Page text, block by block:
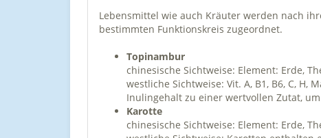
Lebensmittel wie auch Kräuter werden nach
bestimmten Funktionskreis zugeordnet.
Topinambur
chinesische Sichtweise: Element: Erde,
westliche Sichtweise: Vit. A, B1, B6, C,
Inulingehalt zu einer wertvollen Zutat,
Karotte
chinesische Sichtweise: Element: Erde,